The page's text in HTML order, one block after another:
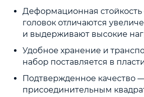
Деформационная
головок отличаются
и выдерживают высокие
Удобное хранение и
набор поставляется в
Подтвержденное качество
присоединительным